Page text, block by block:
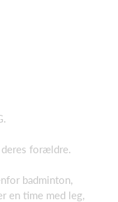
forældre.
badminton,
en time med leg,